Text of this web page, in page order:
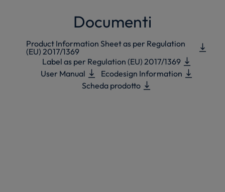
Documenti
Product Information Sheet as per Regulation
(EU) 2017/1369
Label as per Regulation (EU) 2017/1369
User Manual
Ecodesign Information
Scheda prodotto